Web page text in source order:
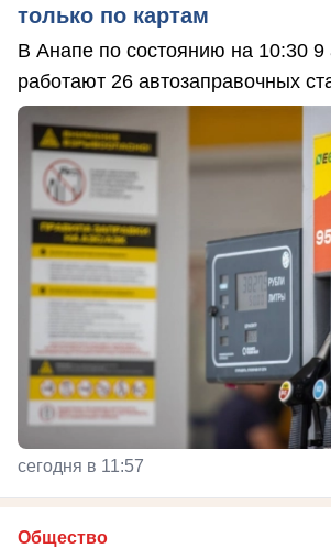
только по картам
В Анапе по состоянию на 10:30 9
работают 26 автозаправочных
сегодня в 11:57
Общество